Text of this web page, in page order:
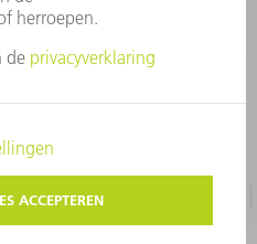
COPYRIGHT EN LOGO